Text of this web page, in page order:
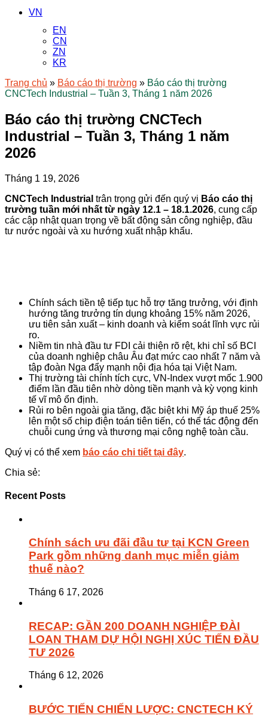
VN
EN
CN
ZN
KR
Trang chủ » Báo cáo thị trường » Báo cáo thị trường
CNCTech Industrial – Tuần 3, Tháng 1 năm 2026
Báo cáo thị trường CNCTech
Industrial – Tuần 3, Tháng 1 năm
2026
Tháng 1 19, 2026
CNCTech Industrial trân trọng gửi đến quý vị Báo cáo thị
trường tuần mới nhất từ ngày 12.1 – 18.1.2026, cung cấp
các cập nhật quan trọng về bất động sản công nghiệp, đầu
tư nước ngoài và xu hướng xuất nhập khẩu.
Chính sách tiền tệ tiếp tục hỗ trợ tăng trưởng, với định
hướng tăng trưởng tín dụng khoảng 15% năm 2026,
ưu tiên sản xuất – kinh doanh và kiểm soát lĩnh vực rủi
ro.
Niềm tin nhà đầu tư FDI cải thiện rõ rệt, khi chỉ số BCI
của doanh nghiệp châu Âu đạt mức cao nhất 7 năm và
tập đoàn Nga đẩy mạnh nội địa hóa tại Việt Nam.
Thị trường tài chính tích cực, VN-Index vượt mốc 1.900
điểm lần đầu tiên nhờ dòng tiền mạnh và kỳ vọng kinh
tế vĩ mô ổn định.
Rủi ro bên ngoài gia tăng, đặc biệt khi Mỹ áp thuế 25%
lên một số chip điện toán tiên tiến, có thể tác động đến
chuỗi cung ứng và thương mại công nghệ toàn cầu.
Quý vị có thể xem báo cáo chi tiết tại đây.
Chia sẻ:
Recent Posts
Chính sách ưu đãi đầu tư tại KCN Green
Park gồm những danh mục miễn giảm
thuế nào?
Tháng 6 17, 2026
RECAP: GẦN 200 DOANH NGHIỆP ĐÀI
LOAN THAM DỰ HỘI NGHỊ XÚC TIẾN ĐẦU
TƯ 2026
Tháng 6 12, 2026
BƯỚC TIẾN CHIẾN LƯỢC: CNCTECH KÝ